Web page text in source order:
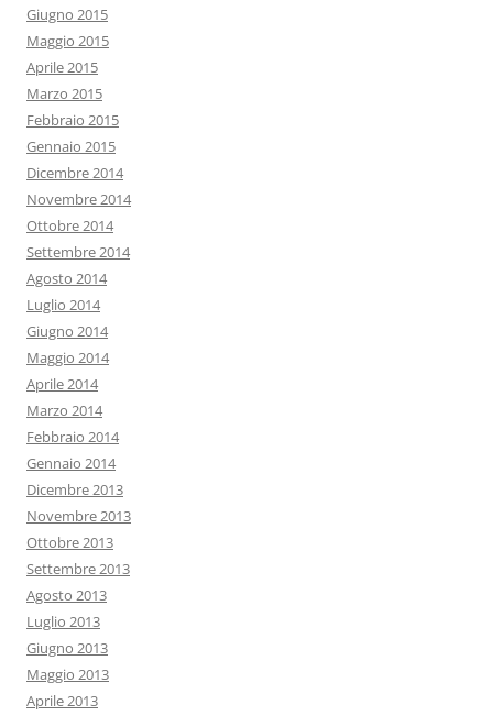
Giugno 2015
Maggio 2015
Aprile 2015
Marzo 2015
Febbraio 2015
Gennaio 2015
Dicembre 2014
Novembre 2014
Ottobre 2014
Settembre 2014
Agosto 2014
Luglio 2014
Giugno 2014
Maggio 2014
Aprile 2014
Marzo 2014
Febbraio 2014
Gennaio 2014
Dicembre 2013
Novembre 2013
Ottobre 2013
Settembre 2013
Agosto 2013
Luglio 2013
Giugno 2013
Maggio 2013
Aprile 2013